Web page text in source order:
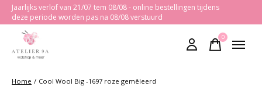
Jaarlijks verlof van 21/07 tem 08/08 - online bestellingen tijdens
deze periode worden pas na 08/08 verstuurd
0items
Home / Cool Wool Big -1697 roze gemêleerd